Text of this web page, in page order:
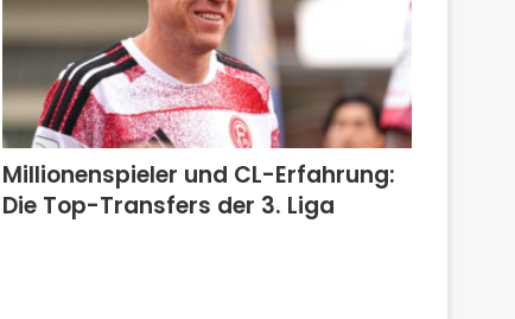
Millionenspieler und CL-Erfahrung:
Die Top-Transfers der 3. Liga